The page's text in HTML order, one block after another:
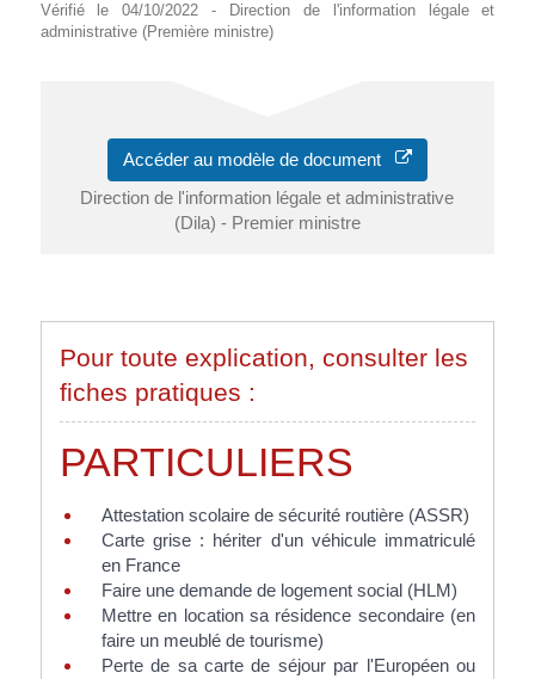
Vérifié le 04/10/2022 - Direction de l'information légale et
administrative (Première ministre)
Accéder au modèle de document
Direction de l'information légale et administrative
(Dila) - Premier ministre
Pour toute explication, consulter les
fiches pratiques :
PARTICULIERS
Attestation scolaire de sécurité routière (ASSR)
Carte grise : hériter d'un véhicule immatriculé
en France
Faire une demande de logement social (HLM)
Mettre en location sa résidence secondaire (en
faire un meublé de tourisme)
Perte de sa carte de séjour par l'Européen ou